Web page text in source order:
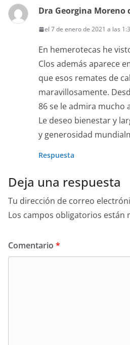
Dra Georgina Moreno
el 7 de enero de 2021 a las
En hemerotecas he
Clos además aparece
que esos remates de
maravillosamente.
86 se le admira mucho
Le deseo bienestar y
y generosidad
Respuesta
Deja una respuesta
Tu dirección de correo
Los campos obligatorios están
Comentario *